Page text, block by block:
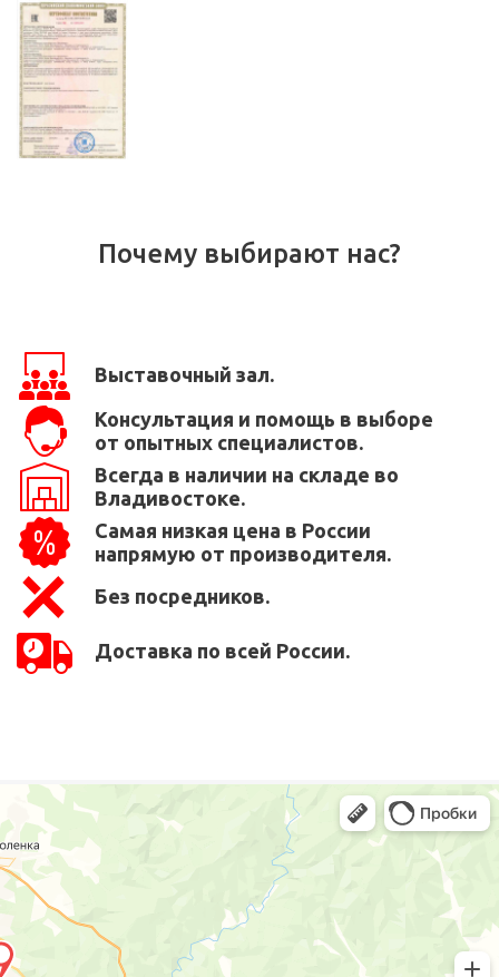
Почему выбирают нас?
Выставочный зал.
Консультация и помощь в выборе
от опытных специалистов.
Всегда в наличии на складе во
Владивостоке.
Самая низкая цена в России
напрямую от производителя.
Без посредников.
Доставка по всей России.